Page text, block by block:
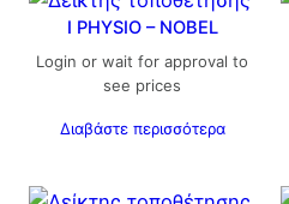
I PHYSIO – NOBEL
Login or wait for approval to
see prices
Διαβάστε περισσότερα